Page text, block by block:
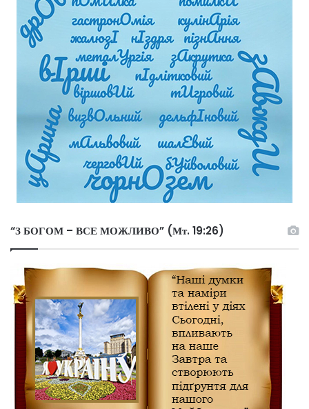
“З БОГОМ – ВСЕ МОЖЛИВО” (Мт. 19:26)